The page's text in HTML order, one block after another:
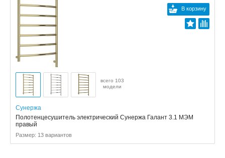
В корзину
всего 103
модели
Сунержа
Полотенцесушитель электрический Сунержа Галант 3.1 МЭМ
правый
Размер: 13 вариантов